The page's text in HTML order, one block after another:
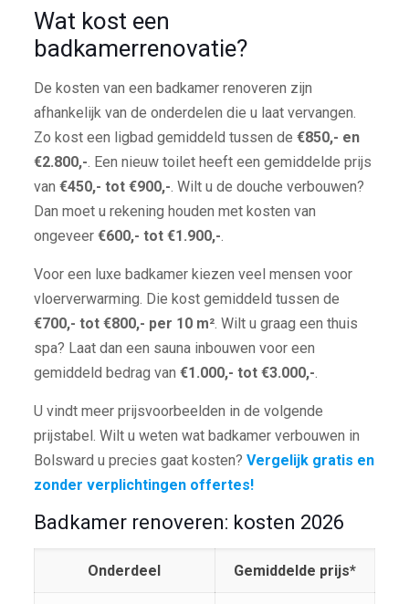
Wat kost een
badkamerrenovatie?
De kosten van een badkamer renoveren zijn
afhankelijk van de onderdelen die u laat vervangen.
Zo kost een ligbad gemiddeld tussen de €850,- en
€2.800,-. Een nieuw toilet heeft een gemiddelde prijs
van €450,- tot €900,-. Wilt u de douche verbouwen?
Dan moet u rekening houden met kosten van
ongeveer €600,- tot €1.900,-.
Voor een luxe badkamer kiezen veel mensen voor
vloerverwarming. Die kost gemiddeld tussen de
€700,- tot €800,- per 10 m². Wilt u graag een thuis
spa? Laat dan een sauna inbouwen voor een
gemiddeld bedrag van €1.000,- tot €3.000,-.
U vindt meer prijsvoorbeelden in de volgende
prijstabel. Wilt u weten wat badkamer verbouwen in
Bolsward u precies gaat kosten? Vergelijk gratis en
zonder verplichtingen offertes!
Badkamer renoveren: kosten 2026
Onderdeel Gemiddelde prijs*